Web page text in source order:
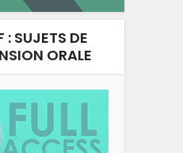
: SUJETS DE
ORALE